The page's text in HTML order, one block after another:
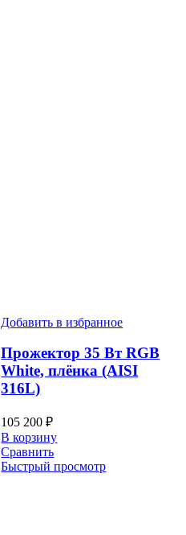
Добавить в избранное
Прожектор 35 Вт RGB
White, плёнка (AISI
316L)
105 200₽
В корзину
Сравнить
Быстрый просмотр